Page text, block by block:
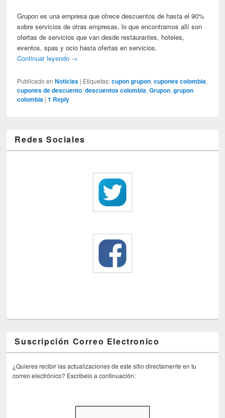
Grupon es una empresa que ofrece descuentos de hasta el 90%
sobre servicios de otras empresas, lo que encontramos allí son
ofertas de servicios que van desde restaurantes, hoteles,
eventos, spas y ocio hasta ofertas en servicios.
Continuar leyendo →
Publicado en Noticias | Etiquetas: cupon grupon,cupones colombia,
cupones de descuento,descuentos colombia,Grupon,grupon
colombia |1 Reply
Redes Sociales
Suscripción Correo Electronico
¿Quieres recibir las actualizaciones de este sitio directamente en tu
correo electrónico? Escribelo a continuación: